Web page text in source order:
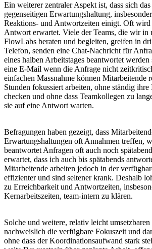
Ein weiterer zentraler Aspekt ist, dass sich
gegenseitigen Erwartungshaltung,
Reaktions- und Antwortzeiten einigt. Oft wird
Antwort erwartet. Viele der Teams, die wir in
FlowLabs beraten und begleiten, greifen in
Telefon, senden eine Chat-Nachricht für
eines halben Arbeitstages beantwortet werden
eine E-Mail wenn die Anfrage nicht
einfachen Massnahme können Mitarbeitende
Stunden fokussiert arbeiten, ohne ständig
checken und ohne dass Teamkollegen zu
sie auf eine Antwort warten.
Befragungen haben gezeigt, dass
Erwartungshaltungen oft Annahmen treffen,
beantwortet Anfragen oft auch noch
erwartet, dass ich auch bis spätabends
Mitarbeitende arbeiten jedoch in der
effizienter und sind seltener krank. Deshalb
zu Erreichbarkeit und Antwortzeiten,
Kernarbeitszeiten, team-intern zu klären.
Solche und weitere, relativ leicht
nachweislich die verfügbare Fokuszeit und
ohne dass der Koordinationsaufwand stark